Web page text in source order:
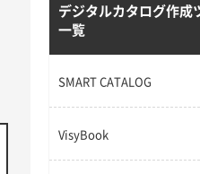
デジタルカタログ作成
一覧
SMART CATALOG
VisyBook